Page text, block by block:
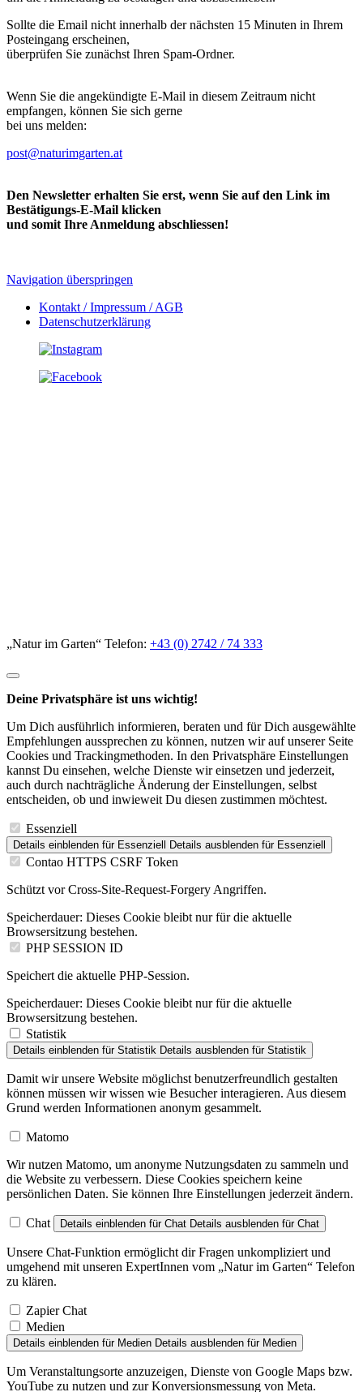
Sollte die Email nicht innerhalb der nächsten 15 Minuten in Ihrem
Posteingang erscheinen,
überprüfen Sie zunächst Ihren Spam-Ordner.
Wenn Sie die angekündigte E-Mail in diesem Zeitraum nicht
empfangen, können Sie sich gerne
bei uns melden:
post@naturimgarten.at
Den Newsletter erhalten Sie erst, wenn Sie auf den Link im
Bestätigungs-E-Mail klicken
und somit Ihre Anmeldung abschliessen!
Navigation überspringen
Kontakt / Impressum / AGB
Datenschutzerklärung
Empfehlungen aussprechen zu können, nutzen wir auf unserer Seite
Cookies und Trackingmethoden. In den Privatsphäre Einstellungen
kannst Du einsehen, welche Dienste wir einsetzen und jederzeit,
auch durch nachträgliche Änderung der Einstellungen, selbst
entscheiden, ob und inwieweit Du diesen zustimmen möchtest.
Details einblenden
Contao HTTPS CSRF Token
Browsersitzung bestehen.
PHP SESSION ID
Browsersitzung bestehen.
Statistik
Details einblenden
Damit wir unsere Website möglichst benutzerfreundlich gestalten
können müssen wir wissen wie Besucher interagieren. Aus diesem
Grund werden Informationen anonym gesammelt.
die Website zu verbessern. Diese Cookies speichern keine
persönlichen Daten. Sie können Ihre Einstellungen jederzeit ändern.
Unsere Chat-Funktion ermöglicht dir Fragen unkompliziert und
umgehend mit unseren ExpertInnen vom „Natur im Garten“ Telefon
zu klären.
Medien
Details einblenden
Um Veranstaltungsorte anzuzeigen, Dienste von Google Maps bzw.
YouTube zu nutzen und zur Konversionsmessung von Meta.